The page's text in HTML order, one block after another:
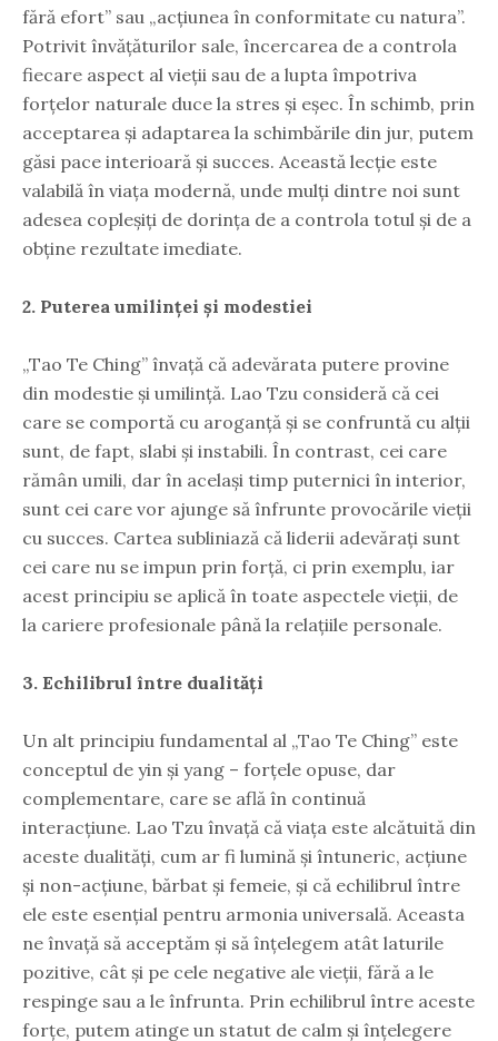
fără efort” sau „acțiunea în conformitate cu natura”.
Potrivit învățăturilor sale, încercarea de a controla
fiecare aspect al vieții sau de a lupta împotriva
forțelor naturale duce la stres și eșec. În schimb, prin
acceptarea și adaptarea la schimbările din jur, putem
găsi pace interioară și succes. Această lecție este
valabilă în viața modernă, unde mulți dintre noi sunt
adesea copleșiți de dorința de a controla totul și de a
obține rezultate imediate.
2. Puterea umilinței și modestiei
„Tao Te Ching” învață că adevărata putere provine
din modestie și umilință. Lao Tzu consideră că cei
care se comportă cu aroganță și se confruntă cu alții
sunt, de fapt, slabi și instabili. În contrast, cei care
rămân umili, dar în același timp puternici în interior,
sunt cei care vor ajunge să înfrunte provocările vieții
cu succes. Cartea subliniază că liderii adevărați sunt
cei care nu se impun prin forță, ci prin exemplu, iar
acest principiu se aplică în toate aspectele vieții, de
la cariere profesionale până la relațiile personale.
3. Echilibrul între dualități
Un alt principiu fundamental al „Tao Te Ching” este
conceptul de yin și yang – forțele opuse, dar
complementare, care se află în continuă
interacțiune. Lao Tzu învață că viața este alcătuită din
aceste dualități, cum ar fi lumină și întuneric, acțiune
și non-acțiune, bărbat și femeie, și că echilibrul între
ele este esențial pentru armonia universală. Aceasta
ne învață să acceptăm și să înțelegem atât laturile
pozitive, cât și pe cele negative ale vieții, fără a le
respinge sau a le înfrunta. Prin echilibrul între aceste
forțe, putem atinge un statut de calm și înțelegere